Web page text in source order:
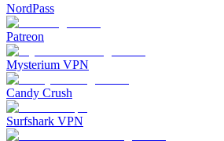
NordPass
Patreon
Mysterium VPN
Candy Crush
Surfshark VPN